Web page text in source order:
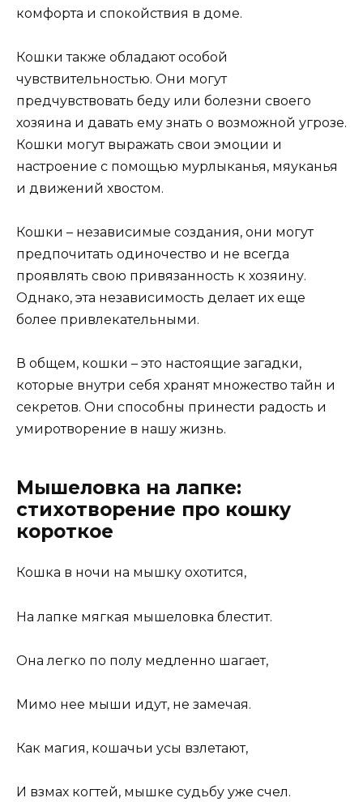
комфорта и спокойствия в доме.
Кошки также обладают особой
чувствительностью. Они могут
предчувствовать беду или болезни своего
хозяина и давать ему знать о возможной угрозе.
Кошки могут выражать свои эмоции и
настроение с помощью мурлыканья, мяуканья
и движений хвостом.
Кошки – независимые создания, они могут
предпочитать одиночество и не всегда
проявлять свою привязанность к хозяину.
Однако, эта независимость делает их еще
более привлекательными.
В общем, кошки – это настоящие загадки,
которые внутри себя хранят множество тайн и
секретов. Они способны принести радость и
умиротворение в нашу жизнь.
Мышеловка на лапке:
стихотворение про кошку
короткое
Кошка в ночи на мышку охотится,
На лапке мягкая мышеловка блестит.
Она легко по полу медленно шагает,
Мимо нее мыши идут, не замечая.
Как магия, кошачьи усы взлетают,
И взмах когтей, мышке судьбу уже счел.